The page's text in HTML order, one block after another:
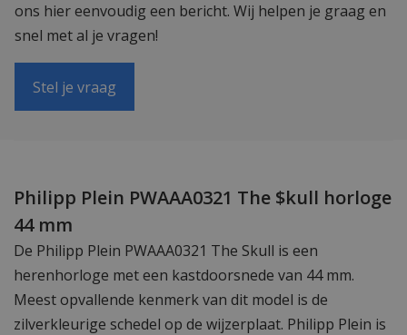
ons hier eenvoudig een bericht. Wij helpen je graag en
snel met al je vragen!
Stel je vraag
Philipp Plein PWAAA0321 The $kull horloge
44 mm
De Philipp Plein PWAAA0321 The Skull is een
herenhorloge met een kastdoorsnede van 44 mm.
Meest opvallende kenmerk van dit model is de
zilverkleurige schedel op de wijzerplaat. Philipp Plein is